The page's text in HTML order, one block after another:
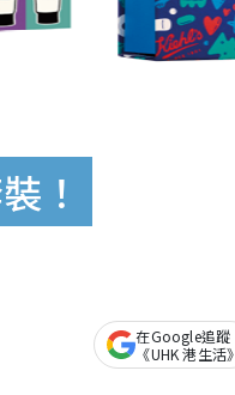
！
在Google追蹤
《UHK 港生活》